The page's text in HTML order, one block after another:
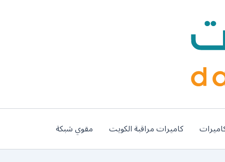
كاميرات مراقبة الكويت مقوي شبكة